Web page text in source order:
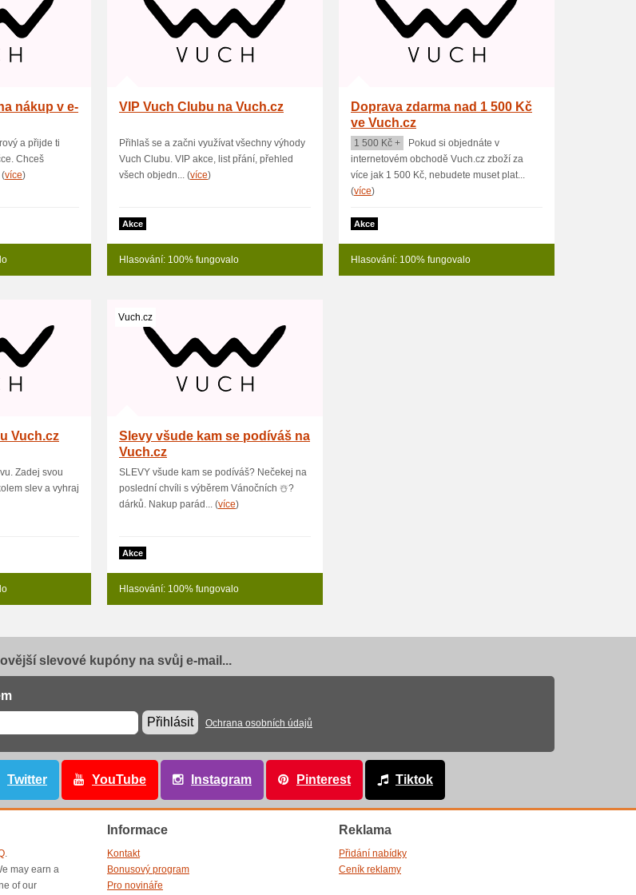
nákup v e-
a přijde ti
Chceš
(více)
VIP Vuch Clubu na Vuch.cz
Přihlaš se a začni využívat všechny výhody
Vuch Clubu. VIP akce, list přání, přehled
všech objedn... (více)
Akce
Hlasování: 100% fungovalo
Doprava zdarma nad 1 500 Kč
ve Vuch.cz
1 500 Kč +
Pokud si objednáte v
internetovém obchodě Vuch.cz zboží za
více jak 1 500 Kč, nebudete muset plat...
(více)
Akce
Hlasování: 100% fungovalo
Vuch.cz
Zadej svou
slev a vyhraj
Vuch.cz
Slevy všude kam se podíváš na
Vuch.cz
SLEVY všude kam se podíváš? Nečekej na
poslední chvíli s výběrem Vánočních ☃️?
dárků. Nakup parád... (více)
Akce
Hlasování: 100% fungovalo
slevové kupóny na svůj e-mail...
Přihlásit
Ochrana osobních údajů
Twitter YouTube Instagram Pinterest Tiktok
.
may earn a
of our
Informace
Kontakt
Bonusový program
Pro novináře
Reklama
Přidání nabídky
Ceník reklamy